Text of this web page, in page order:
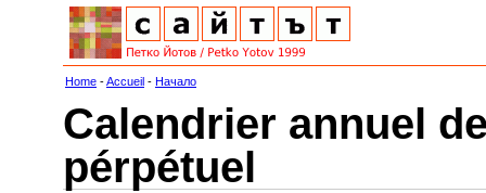
Home -Accueil - Начало
Calendrier annuel
pérpétuel